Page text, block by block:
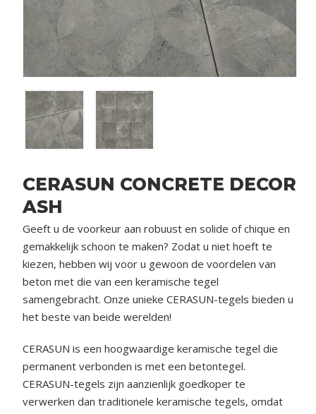
CERASUN CONCRETE DECOR
ASH
Geeft u de voorkeur aan robuust en solide of chique en
gemakkelijk schoon te maken? Zodat u niet hoeft te
kiezen, hebben wij voor u gewoon de voordelen van
beton met die van een keramische tegel
samengebracht. Onze unieke CERASUN-tegels bieden u
het beste van beide werelden!
CERASUN is een hoogwaardige keramische tegel die
permanent verbonden is met een betontegel.
CERASUN-tegels zijn aanzienlijk goedkoper te
verwerken dan traditionele keramische tegels, omdat